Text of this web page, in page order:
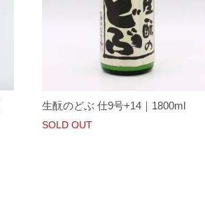
生酛のどぶ 仕9号+14｜1800ml
SOLD OUT